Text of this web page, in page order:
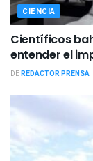
CIENCIA
Científicos
entender el
DEREDACTOR PRENSA